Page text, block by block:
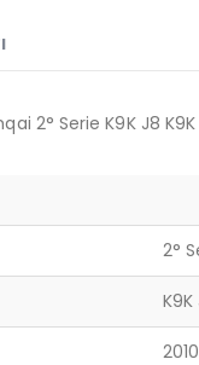
2° Serie K9K J8
2°
K9K